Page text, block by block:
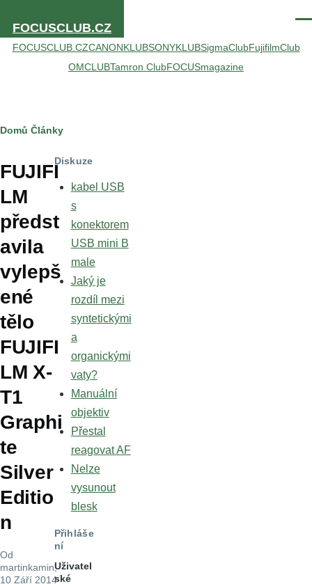
FOCUSCLUB.CZ
FOCUSCLUB.CZCANONKLUBSONYKLUBSigmaClubFujifilmClub
OMCLUBTamron ClubFOCUSmagazine
Drobečková
navigace
Domů Články
FUJIFI
LM
předst
avila
vylepš
ené
tělo
FUJIFI
LM X-
T1
Graphi
te
Silver
Editio
n
Od
martinkamin,
10 Září 2014
Diskuze
kabel USB
s
konektorem
USB mini B
male
Jaký je
rozdíl mezi
syntetickými
a
organickými
vaty?
Manuální
objektiv
Přestal
reagovat AF
Nelze
vysunout
blesk
Přihláše
ní
Uživatel
ské